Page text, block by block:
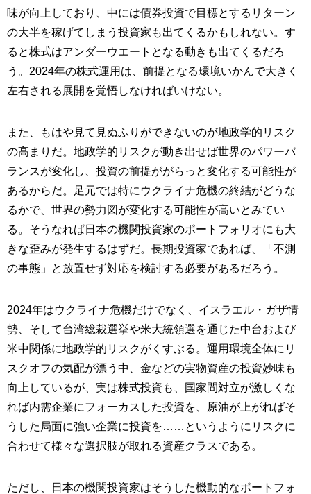
味が向上しており、中には債券投資で目標とするリターン
の大半を稼げてしまう投資家も出てくるかもしれない。す
ると株式はアンダーウエートとなる動きも出てくるだろ
う。2024年の株式運用は、前提となる環境いかんで大きく
左右される展開を覚悟しなければいけない。
また、もはや見て見ぬふりができないのが地政学的リスク
の高まりだ。地政学的リスクが動き出せば世界のパワーバ
ランスが変化し、投資の前提ががらっと変化する可能性が
あるからだ。足元では特にウクライナ危機の終結がどうな
るかで、世界の勢力図が変化する可能性が高いとみてい
る。そうなれば日本の機関投資家のポートフォリオにも大
きな歪みが発生するはずだ。長期投資家であれば、「不測
の事態」と放置せず対応を検討する必要があるだろう。
2024年はウクライナ危機だけでなく、イスラエル・ガザ情
勢、そして台湾総裁選挙や米大統領選を通じた中台および
米中関係に地政学的リスクがくすぶる。運用環境全体にリ
スクオフの気配が漂う中、金などの実物資産の投資妙味も
向上しているが、実は株式投資も、国家間対立が激しくな
れば内需企業にフォーカスした投資を、原油が上がればそ
うした局面に強い企業に投資を……というようにリスクに
合わせて様々な選択肢が取れる資産クラスである。
ただし、日本の機関投資家はそうした機動的なポートフォ